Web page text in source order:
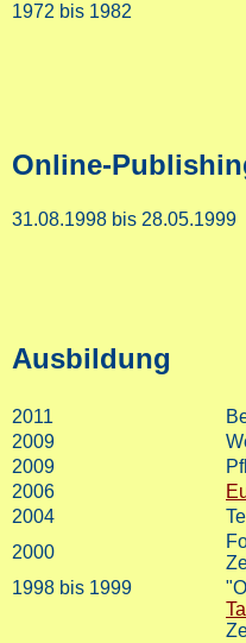
1972 bis 1982
Online-
31.08.1998 bis 28.05.1999
Ausbildung
2011
2009
2009
2006
2004
2000
1998 bis 1999